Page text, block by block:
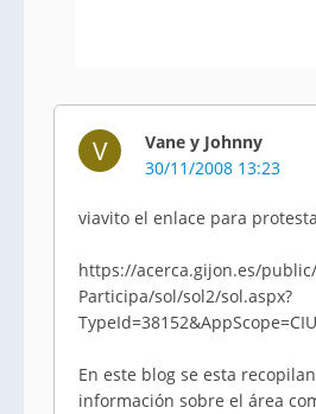
V
Vane y Johnny
30/11/2008 13:23
viavito el enlace para
https://acerca.gijon.es/
Participa/sol/sol2/sol.aspx?
En este blog se esta
información sobre el área